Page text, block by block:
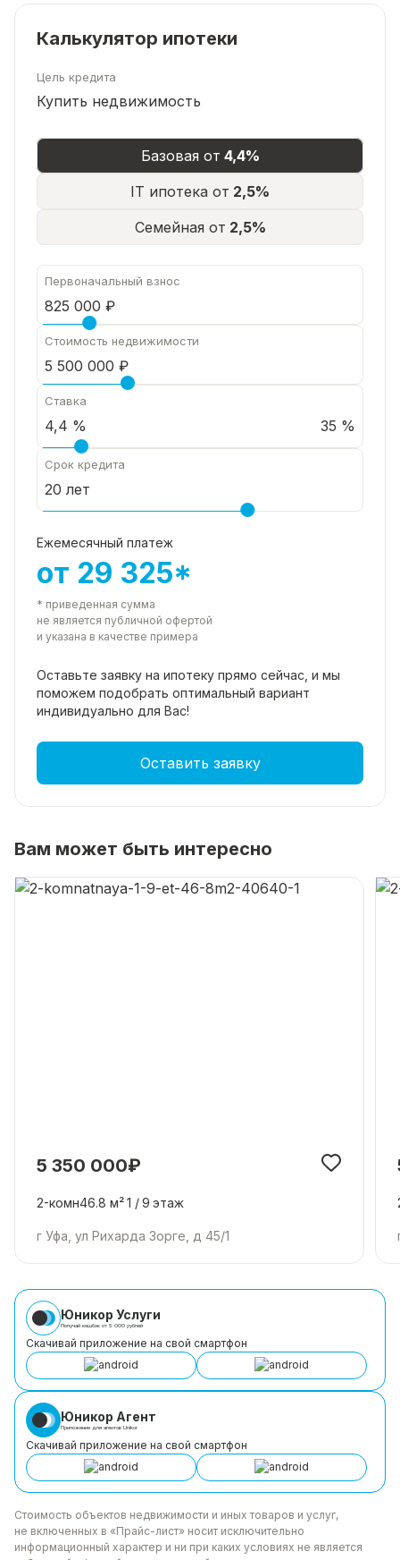
Рады будем ответить на все ваши вопросы с
9:00 до 21:00​.
Калькулятор ипотеки
Цель кредита
Купить недвижимость
Базовая от 4,4%
IT ипотека от 2,5%
Семейная от 2,5%
Первоначальный взнос
Стоимость недвижимости
Ставка
35 %
Срок кредита
Ежемесячный платеж
от 29 325*
* приведенная сумма
не является публичной офертой
и указана в качестве примера
Оставьте заявку на ипотеку прямо сейчас, и мы
поможем подобрать оптимальный вариант
индивидуально для Вас!
Оставить заявку
Вам может быть интересно
5 350 000₽
2-комн46.8 м²1 /9 этаж
г Уфа, ул Рихарда Зорге, д 45/1
Юникор Услуги
Получай кешбэк от 5 000 рублей
Скачивай приложение на свой смартфон
Юникор Агент
Приложение для агентов Unikor
Скачивай приложение на свой смартфон
Стоимость объектов недвижимости и иных товаров и услуг,
не включенных в «Прайс-лист» носит исключительно
информационный характер и ни при каких условиях не является